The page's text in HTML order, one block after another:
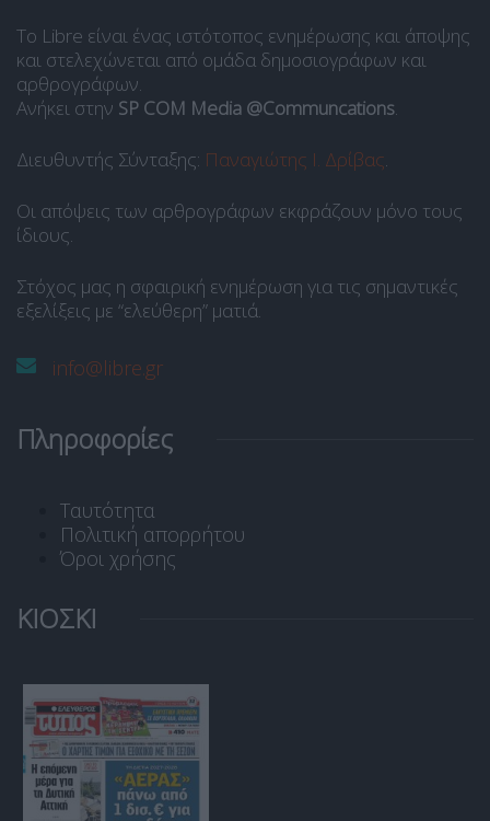
Το Libre είναι ένας ιστότοπος ενημέρωσης και άποψης
και στελεχώνεται από ομάδα δημοσιογράφων και
αρθρογράφων.
Ανήκει στην SP COM Media @Communcations.
Διευθυντής Σύνταξης: Παναγιώτης Ι. Δρίβας.
Οι απόψεις των αρθρογράφων εκφράζουν μόνο τους
ίδιους.
Στόχος μας η σφαιρική ενημέρωση για τις σημαντικές
εξελίξεις με “ελεύθερη” ματιά.
info@libre.gr
Πληροφορίες
Ταυτότητα
Πολιτική απορρήτου
Όροι χρήσης
ΚΙΟΣΚΙ